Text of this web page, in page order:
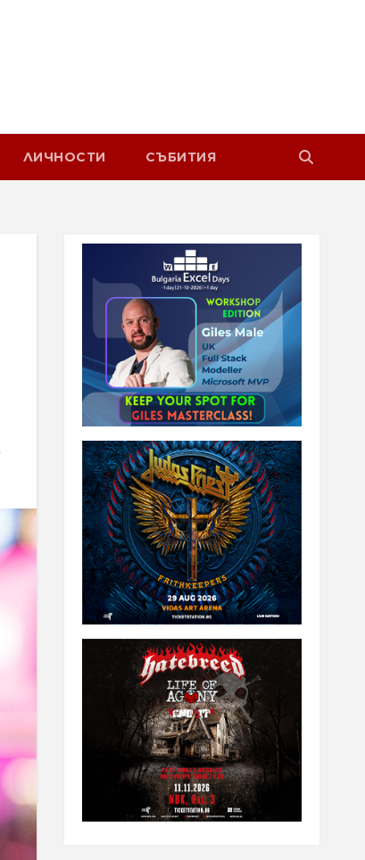
ЛИЧНОСТИ СЪБИТИЯ